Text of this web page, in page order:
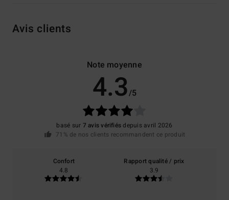
Avis clients
Note moyenne
4.3/5
basé sur 7 avis vérifiésdepuis avril 2026
71% de nos clients recommandent ce produit
Confort
4.8
Rapport qualité / prix
3.9